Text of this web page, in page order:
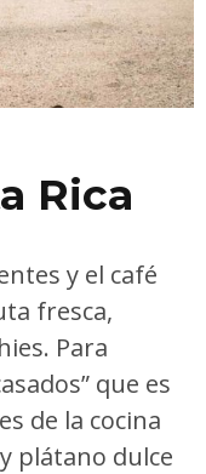
Rica
y el café
fresca,
Para
que es
de la cocina
plátano dulce